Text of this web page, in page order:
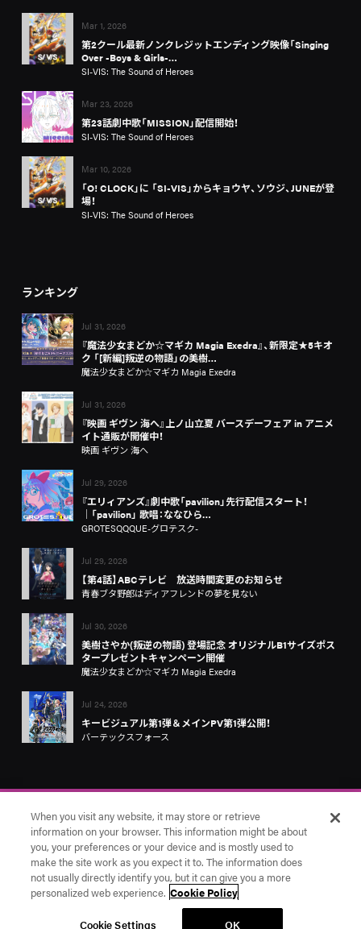
Mar 1, 2026
第2クール最新ノンクレジットエンディング映像「Singing
Over -Boys & Girls-…
SI-VIS: The Sound of Heroes
Mar 23, 2026
第23話劇中歌「MISSION」配信開始！
SI-VIS: The Sound of Heroes
Mar 10, 2026
「O! CLOCK」に 「SI-VIS」からキョウヤ、ソウジ、JUNEが登
場！
SI-VIS: The Sound of Heroes
ランキング
Jul 31, 2026
『魔法少女まどか☆マギカ Magia Exedra』、新限定★5キオ
ク 「[新編]叛逆の物語」の美樹…
魔法少女まどか☆マギカ Magia Exedra
Jul 31, 2026
『映画 ギヴン 海へ』上ノ山立夏 バースデーフェア in アニメ
イト通販が開催中！
映画 ギヴン 海へ
Jul 29, 2026
『エリィアンズ』劇中歌「pavilion」先行配信スタート！
│「pavilion」 歌唱：ななひら…
GROTESQQQUE-グロテスク-
Jul 29, 2026
【第4話】ABCテレビ 放送時間変更のお知らせ
青春ブタ野郎はディアフレンドの夢を見ない
Jul 30, 2026
美樹さやか(叛逆の物語) 登場記念 オリジナルB1サイズポス
タープレゼントキャンペーン開催
魔法少女まどか☆マギカ Magia Exedra
Jul 24, 2026
キービジュアル第1弾＆メインPV第1弾公開！
バーテックスフォース
お問い合わせ アニプレックス
Cookie Settings
© Aniplex Inc. All rights reserved.
When you visit any website, it may store or retrieve
information on your browser. This information might be about
you, your preferences or your device and is mostly used to
make the site work as you expect it to. The information does
not usually directly identify you, but it can give you a more
personalized web experience. Cookie Policy
Cookie Settings OK